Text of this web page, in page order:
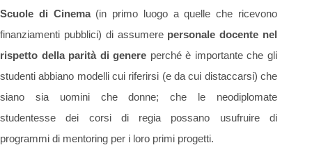
Scuole di Cinema(in primo luogo a quelle che ricevono
finanziamenti pubblici) di assumerepersonale docente nel
rispetto della parità di genere perché è importante che gli
studenti abbiano modelli cui riferirsi (e da cui distaccarsi) che
siano sia uomini che donne; che le neodiplomate
studentesse dei corsi di regia possano usufruire di
programmi di mentoring per i loro primi progetti.